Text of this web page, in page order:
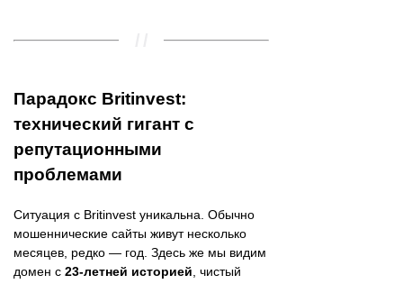
Парадокс Britinvest:
технический гигант с
репутационными
проблемами
Ситуация с Britinvest уникальна. Обычно
мошеннические сайты живут несколько
месяцев, редко — год. Здесь же мы видим
домен с 23-летней историей , чистый